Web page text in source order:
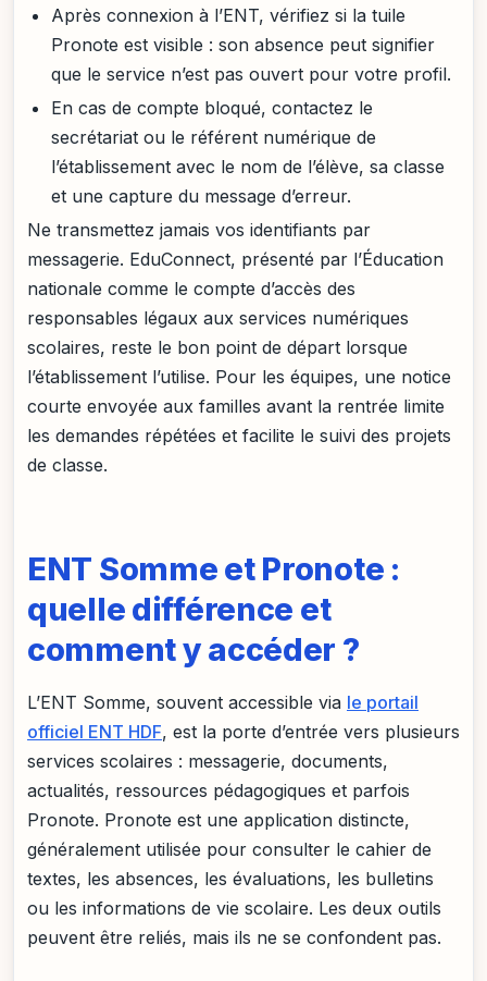
Après connexion à l’ENT, vérifiez si la tuile
Pronote est visible : son absence peut signifier
que le service n’est pas ouvert pour votre profil.
En cas de compte bloqué, contactez le
secrétariat ou le référent numérique de
l’établissement avec le nom de l’élève, sa classe
et une capture du message d’erreur.
Ne transmettez jamais vos identifiants par
messagerie. EduConnect, présenté par l’Éducation
nationale comme le compte d’accès des
responsables légaux aux services numériques
scolaires, reste le bon point de départ lorsque
l’établissement l’utilise. Pour les équipes, une notice
courte envoyée aux familles avant la rentrée limite
les demandes répétées et facilite le suivi des projets
de classe.
ENT Somme et Pronote :
quelle différence et
comment y accéder ?
L’ENT Somme, souvent accessible via le portail
officiel ENT HDF, est la porte d’entrée vers plusieurs
services scolaires : messagerie, documents,
actualités, ressources pédagogiques et parfois
Pronote. Pronote est une application distincte,
généralement utilisée pour consulter le cahier de
textes, les absences, les évaluations, les bulletins
ou les informations de vie scolaire. Les deux outils
peuvent être reliés, mais ils ne se confondent pas.